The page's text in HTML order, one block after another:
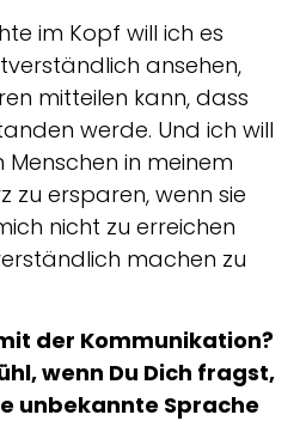
im Kopf will ich es
ansehen,
mitteilen kann, dass
werde. Und ich will
in meinem
zu ersparen, wenn sie
nicht zu erreichen
machen zu
der Kommunikation?
wenn Du Dich fragst,
unbekannte Sprache